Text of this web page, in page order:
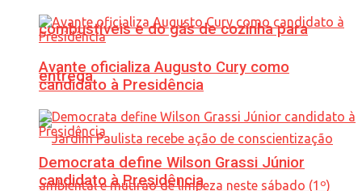
combustíveis e do gás de cozinha para
entrega
Avante oficializa Augusto Cury como
candidato à Presidência
Democrata define Wilson Grassi Júnior
candidato à Presidência